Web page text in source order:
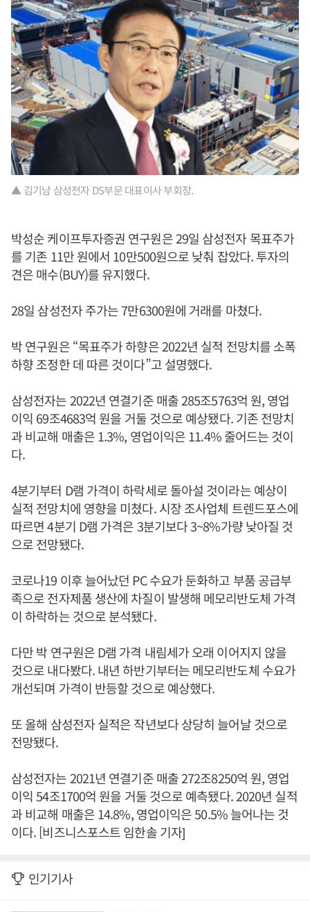
▲ 김기남 삼성전자 DS부문 대표이사 부회장.
박성순 케이프투자증권 연구원은 29일 삼성전자 목표주가
를 기존 11만 원에서 10만500원으로 낮춰 잡았다. 투자의
견은 매수(BUY)를 유지했다.
28일 삼성전자 주가는 7만6300원에 거래를 마쳤다.
박 연구원은 “목표주가 하향은 2022년 실적 전망치를 소폭
하향 조정한 데 따른 것이다”고 설명했다.
삼성전자는 2022년 연결기준 매출 285조5763억 원, 영업
이익 69조4683억 원을 거둘 것으로 예상됐다. 기존 전망치
과 비교해 매출은 1.3%, 영업이익은 11.4% 줄어드는 것이
다.
4분기부터 D램 가격이 하락세로 돌아설 것이라는 예상이
실적 전망치에 영향을 미쳤다. 시장 조사업체 트렌드포스에
따르면 4분기 D램 가격은 3분기보다 3~8%가량 낮아질 것
으로 전망됐다.
코로나19 이후 늘어났던 PC 수요가 둔화하고 부품 공급부
족으로 전자제품 생산에 차질이 발생해 메모리반도체 가격
이 하락하는 것으로 분석됐다.
다만 박 연구원은 D램 가격 내림세가 오래 이어지지 않을
것으로 내다봤다. 내년 하반기부터는 메모리반도체 수요가
개선되며 가격이 반등할 것으로 예상했다.
또 올해 삼성전자 실적은 작년보다 상당히 늘어날 것으로
전망됐다.
삼성전자는 2021년 연결기준 매출 272조8250억 원, 영업
이익 54조1700억 원을 거둘 것으로 예측됐다. 2020년 실적
과 비교해 매출은 14.8%, 영업이익은 50.5% 늘어나는 것
이다. [비즈니스포스트 임한솔 기자]
인기기사